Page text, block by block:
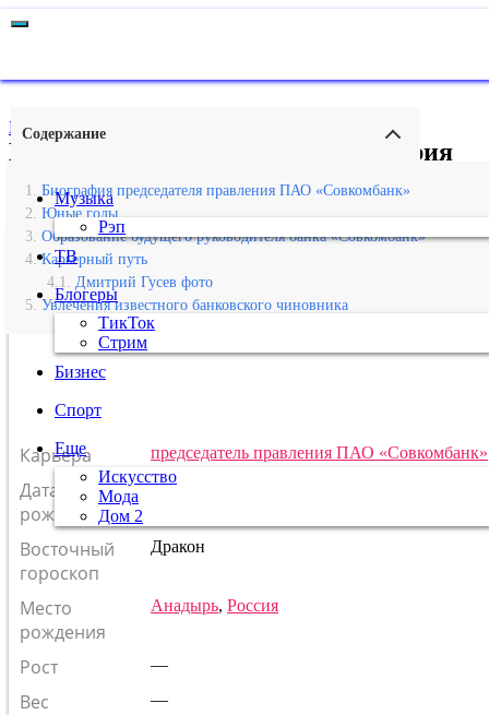
Содержание
Биография председателя правления ПАО «Совкомбанк»
Юные годы
Образование будущего руководителя банка «Совкомбанк»
Карьерный путь
Дмитрий Гусев фото
Увлечения известного банковского чиновника
Музыка
Рэп
ТВ
Блогеры
ТикТок
Стрим
Бизнес
Спорт
Еще
Искусство
Мода
Дом 2
Главная › Бизнес
Биография и личная жизнь Дмитрия
Гусева, его карьера и успех бизнесмена
ДМИТРИЙ ГУСЕВ
Карьера председатель правления ПАО «Совкомбанк»
Дата
рождения
25 января
Восточный
гороскоп
Дракон
Место
рождения
Анадырь, Россия
Рост —
Вес —